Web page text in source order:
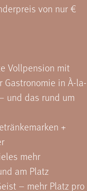
von nur €
Vollpension mit
in À-la-
und das rund um
+
mehr
am Platz
– mehr Platz pro